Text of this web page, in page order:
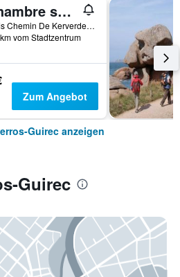
Chambre spacieuse, moderne et très confortable à Perros-Guirec
7 Bis Chemin De Kerverder, Perros-Guirec, Bretagne, Frankreich
vom Stadtzentrum
Zum Angebot
Guirec anzeigen
Guirec